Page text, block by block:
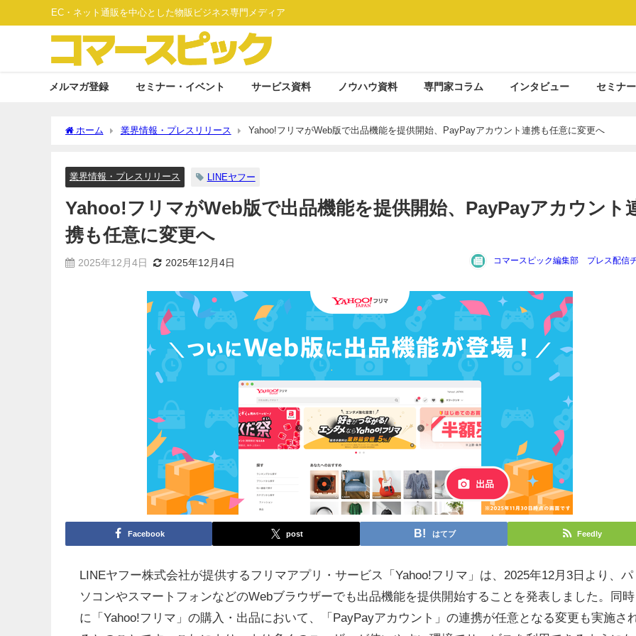
EC・ネット通販を中心とした物販ビジネス専門メディア
メルマガ登録 セミナー・イベント サービス資料 ノウハウ資料 専門家コラム インタビュー セミナ
ホーム 業界情報・プレスリリース Yahoo!フリマがWeb版で出品機能を提供開始、PayPayアカウント連携も任意に変更へ
業界情報・プレスリリース LINEヤフー
Yahoo!フリマがWeb版で出品機能を提供開始、PayPayアカウント
携も任意に変更へ
2025年12月4日 2025年12月4日 コマースピック編集部 プレス配信
Facebook post はてブ Feedly
LINEヤフー株式会社が提供するフリマアプリ・サービス「Yahoo!フリマ」は、2025年12月3日より、パ
ソコンやスマートフォンなどのWebブラウザーでも出品機能を提供開始することを発表しました。同時
に「Yahoo!フリマ」の購入・出品において、「PayPayアカウント」の連携が任意となる変更も実施さ